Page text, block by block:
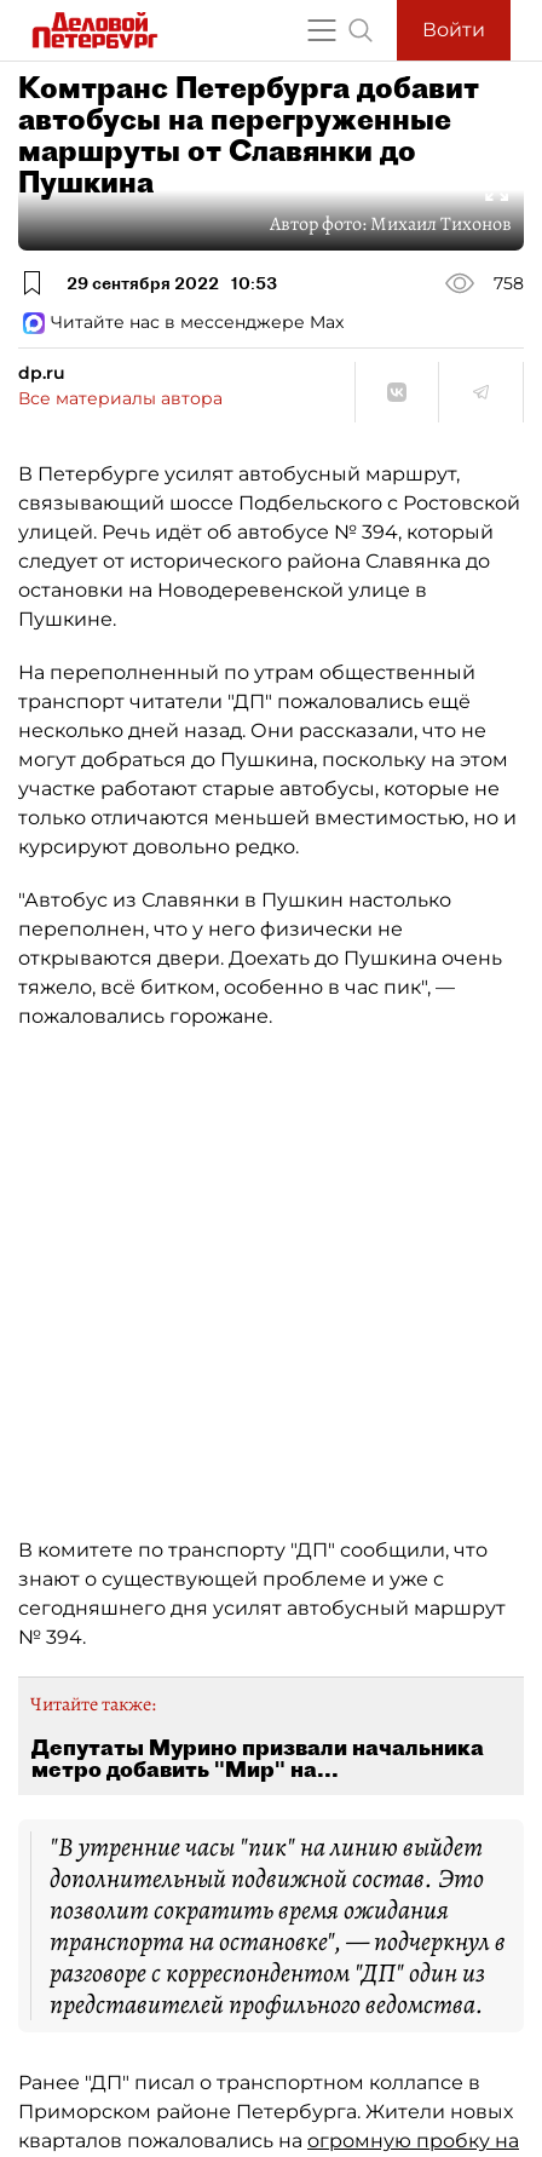
Войти
Комтранс Петербурга добавит
автобусы на перегруженные
маршруты от Славянки до
Пушкина
Автор фото:Михаил Тихонов
29 сентября 2022 10:53
758
Читайте нас в мессенджере Max
dp.ru
Все материалы автора
В Петербурге усилят автобусный маршрут,
связывающий шоссе Подбельского с Ростовской
улицей. Речь идёт об автобусе № 394, который
следует от исторического района Славянка до
остановки на Новодеревенской улице в
Пушкине.
На переполненный по утрам общественный
транспорт читатели "ДП" пожаловались ещё
несколько дней назад. Они рассказали, что не
могут добраться до Пушкина, поскольку на этом
участке работают старые автобусы, которые не
только отличаются меньшей вместимостью, но и
курсируют довольно редко.
"Автобус из Славянки в Пушкин настолько
переполнен, что у него физически не
открываются двери. Доехать до Пушкина очень
тяжело, всё битком, особенно в час пик", —
пожаловались горожане.
В комитете по транспорту "ДП" сообщили, что
знают о существующей проблеме и уже с
сегодняшнего дня усилят автобусный маршрут
№ 394.
Читайте также:
Депутаты Мурино призвали начальника
метро добавить "Мир" на...
"В утренние часы "пик" на линию выйдет
дополнительный подвижной состав. Это
позволит сократить время ожидания
транспорта на остановке", — подчеркнул в
разговоре с корреспондентом "ДП" один из
представителей профильного ведомства.
Ранее "ДП" писал о транспортном коллапсе в
Приморском районе Петербурга. Жители новых
кварталов пожаловались на огромную пробку на